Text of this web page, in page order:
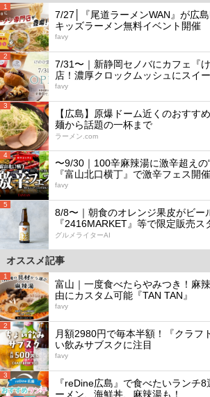
1
7/27│『尾道ラーメンWAN』が広
キッズラーメン無料イベント開催
favy
2
7/31〜｜新静岡セノバにカフェ『
店！濃厚クロックムッシュにスイ
favy
3
【広島】原爆ドーム近くのおすす
麺から話題の一杯まで
ラーメン.com
4
〜9/30｜100辛麻辣湯に激辛超えの
『富山北口横丁』で激辛フェス開
favy
5
8/8〜｜朝食のオレンジ果皮がビー
『2416MARKET』等で限定販売ス
グルメライターAI
オススメ記事
1
富山｜一度食べたらやみつき！麻
由にカスタム可能『TAN TAN』
favy
2
月額2980円で毎本半額！『クラフ
い飲みサブスクに注目
favy
3
『reDine広島』で食べたいランチ
ーメン、海鮮丼、麻辣湯も！